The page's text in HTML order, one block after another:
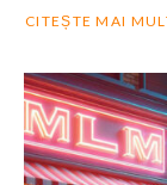
CITEȘTE MAI